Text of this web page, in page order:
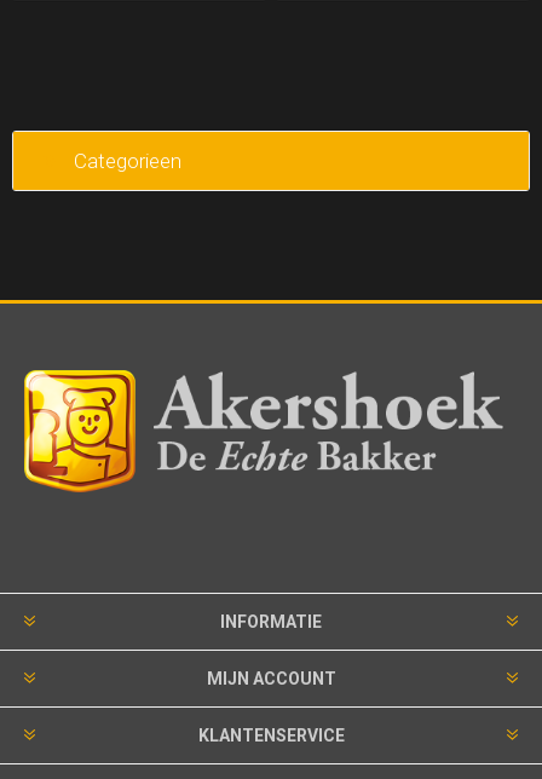
Categorieen
INFORMATIE
MIJN ACCOUNT
KLANTENSERVICE